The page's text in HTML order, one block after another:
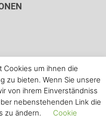
Cookies um ihnen die
zu bieten. Wenn Sie unsere
von ihrem Einverständniss
nebenstehenden Link die
zu ändern.
Cookie